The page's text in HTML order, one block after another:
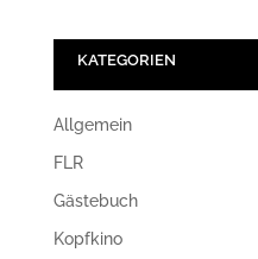
KATEGORIEN
Allgemein
FLR
Gästebuch
Kopfkino